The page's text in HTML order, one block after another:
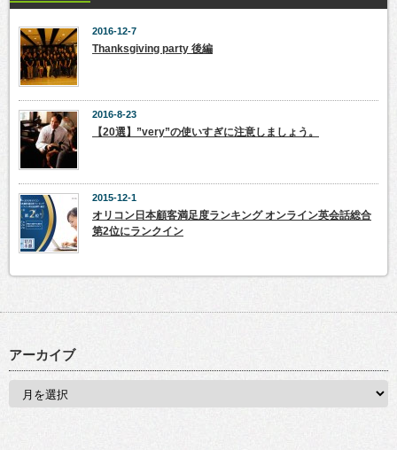
2016-12-7
Thanksgiving party 後編
2016-8-23
【20選】”very”の使いすぎに注意しましょう。
2015-12-1
オリコン日本顧客満足度ランキング オンライン英会話総合
第2位にランクイン
アーカイブ